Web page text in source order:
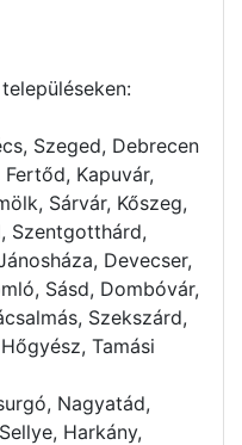
Szeged, Debrecen
Kapuvár,
Sárvár, Kőszeg,
Szentgotthárd,
Devecser,
Sásd, Dombóvár,
Szekszárd,
Tamási
Nagyatád,
Harkány,